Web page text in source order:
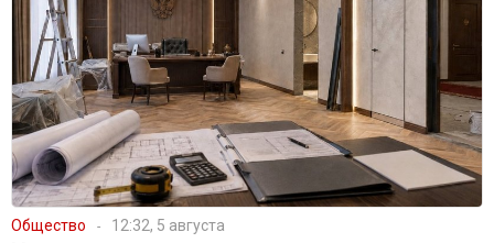
Общество 12:32, 5 августа